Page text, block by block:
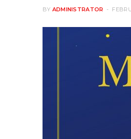
BY ADMINISTRATOR